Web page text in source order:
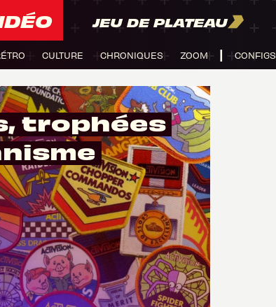
JEU DE PLATEAU
CULTURE CHRONIQUES ZOOM CONFIGS
trophées